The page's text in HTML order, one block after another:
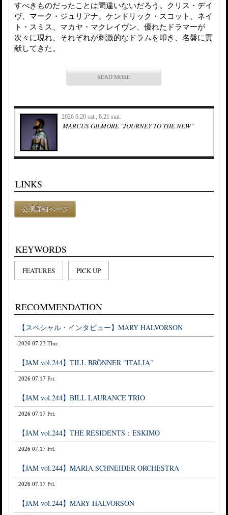
すべきものだったことは間違いないだろう。クリス・デイ
ヴ、マーク・ジュリアナ、ケンドリック・スコット、ネイ
ト・スミス、マカヤ・マクレイヴン、優れたドラマーが
次々に現れ、それぞれが刺激的なドラムを叩き、名盤に貢
献してきた。
READ MORE
2026 6.20 sat., 6.21 sun.
MARCUS GILMORE "JOURNEY TO THE NEW"
LINKS
公演詳細ページ
KEYWORDS
FEATURES PICK UP
RECOMMENDATION
【スペシャル・インタビュー】MARY HALVORSON
2026 07.23 Thu.
【JAM vol.244】TILL BRÖNNER "ITALIA"
2026 07.17 Fri.
【JAM vol.244】BILL LAURANCE TRIO
2026 07.17 Fri.
【JAM vol.244】THE RESIDENTS：ESKIMO
2026 07.17 Fri.
【JAM vol.244】MARIA SCHNEIDER ORCHESTRA
2026 07.17 Fri.
【JAM vol.244】MARY HALVORSON